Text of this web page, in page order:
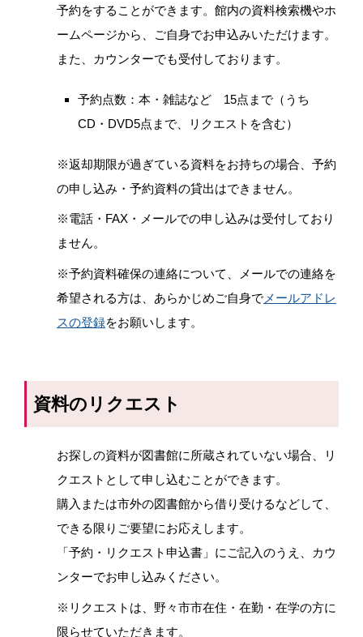
予約をすることができます。館内の資料検索機やホ
ームページから、ご自身でお申込みいただけます。
また、カウンターでも受付しております。
予約点数：本・雑誌など 15点まで（うち
CD ・ DVD5点まで、リクエストを含む）
※返却期限が過ぎている資料をお持ちの場合、予約
の申し込み・予約資料の貸出はできません。
※電話・ FAX ・メールでの申し込みは受付しており
ません。
※予約資料確保の連絡について、メールでの連絡を
希望される方は、あらかじめご自身で メールアドレ
スの登録をお願いします。
資料のリクエスト
お探しの資料が図書館に所蔵されていない場合、リ
クエストとして申し込むことができます。
購入または市外の図書館から借り受けるなどして、
できる限りご要望にお応えします。
「予約・リクエスト申込書」にご記入のうえ、カウ
ンターでお申し込みください。
※リクエストは、野々市市在住・在勤・在学の方に
限らせていただきます。